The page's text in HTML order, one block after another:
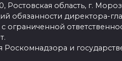
Ростовская область, г.
обязанности директора-
ограниченной
Роскомнадзора и